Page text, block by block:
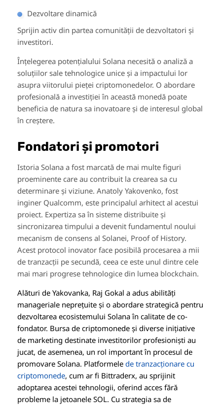
Dezvoltare dinamică
Sprijin activ din partea comunității de dezvoltatori și
investitori.
Înțelegerea potențialului Solana necesită o analiză a
soluțiilor sale tehnologice unice și a impactului lor
asupra viitorului pieței criptomonedelor. O abordare
profesională a investiției în această monedă poate
beneficia de natura sa inovatoare și de interesul global
în creștere.
Fondatori și promotori
Istoria Solana a fost marcată de mai multe figuri
proeminente care au contribuit la crearea sa cu
determinare și viziune. Anatoly Yakovenko, fost
inginer Qualcomm, este principalul arhitect al acestui
proiect. Expertiza sa în sisteme distribuite și
sincronizarea timpului a devenit fundamentul noului
mecanism de consens al Solanei, Proof of History.
Acest protocol inovator face posibilă procesarea a mii
de tranzacții pe secundă, ceea ce este unul dintre cele
mai mari progrese tehnologice din lumea blockchain.
Alături de Yakovanka, Raj Gokal a adus abilități
manageriale neprețuite și o abordare strategică pentru
dezvoltarea ecosistemului Solana în calitate de co-
fondator. Bursa de criptomonede și diverse inițiative
de marketing destinate investitorilor profesioniști au
jucat, de asemenea, un rol important în procesul de
promovare Solana. Platformele de tranzacționare cu
criptomonede, cum ar fi Bittraderx, au sprijinit
adoptarea acestei tehnologii, oferind acces fără
probleme la jetoanele SOL. Cu strategia sa de